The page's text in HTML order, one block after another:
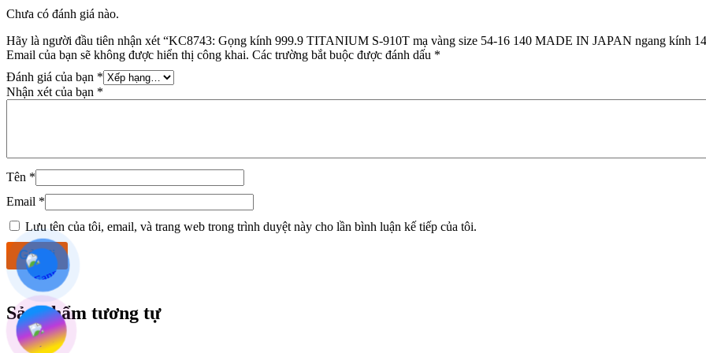
Chưa có đánh giá nào.
Hãy là người đầu tiên nhận xét “KC8743: Gọng kính 999.9 TITANIUM S-910T mạ vàng size 54-16 140 MADE IN JAPAN ngang kính
Email của bạn sẽ không được hiển thị công khai. Các trường bắt buộc được đánh dấu *
Đánh giá của bạn *
Nhận xét của bạn *
Tên *
Email *
Lưu tên của tôi, email, và trang web trong trình duyệt này cho lần bình luận kế tiếp của tôi.
Sản phẩm tương tự